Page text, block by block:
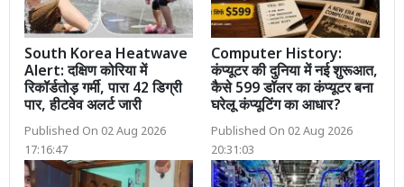
South Korea Heatwave
Alert: दक्षिण कोरिया में
रिकॉर्डतोड़ गर्मी, पारा 42 डिग्री
पार, हीटवेव अलर्ट जारी
Published On 02 Aug 2026
17:16:47
Computer History:
कंप्यूटर की दुनिया में नई शुरूआत,
कैसे 599 डॉलर का कंप्यूटर बना
घरेलू कंप्यूटिंग का आधार?
Published On 02 Aug 2026
20:31:03